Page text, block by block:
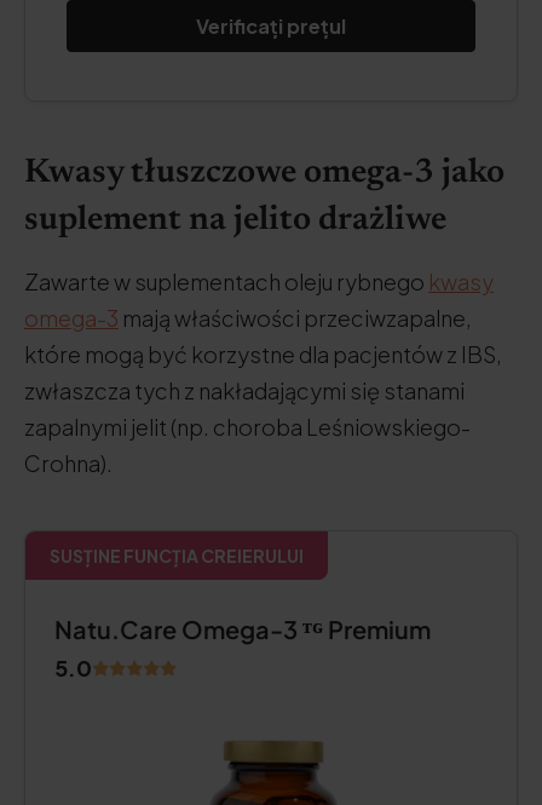
Verificați prețul
Kwasy tłuszczowe omega-3 jako
suplement na jelito drażliwe
Zawarte w suplementach oleju rybnego kwasy
omega-3 mają właściwości przeciwzapalne,
które mogą być korzystne dla pacjentów z IBS,
zwłaszcza tych z nakładającymi się stanami
zapalnymi jelit (np. choroba Leśniowskiego-
Crohna).
SUSȚINE FUNCȚIA CREIERULUI
Natu.Care Omega-3 ᵀᴳ Premium
5.0